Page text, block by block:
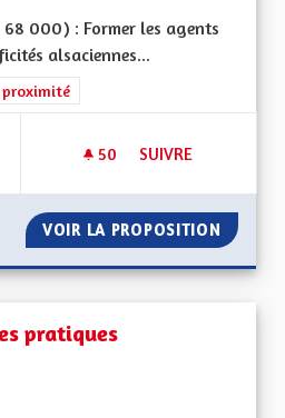
000) : Former les agents
alsaciennes...
catégorie : Les services publics en
proximité
50 50 ABONNÉS
SUIVRE
VOIR LA PROPOSITION AVOIR
pratiques